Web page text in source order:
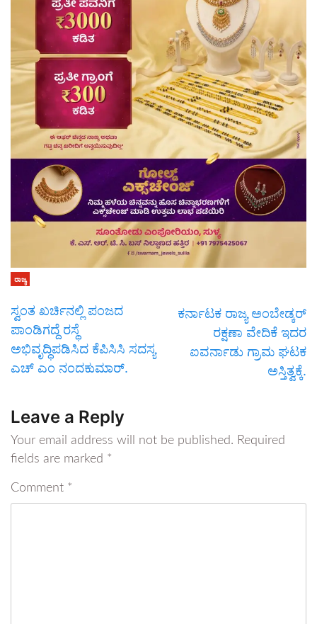
ರಾಜ್ಯ
ಸ್ವಂತ ಖರ್ಚಿನಲ್ಲಿ ಪಂಜದ
ಪಾಂಡಿಗದ್ದೆ ರಸ್ಥೆ
ಅಭಿವೃದ್ಧಿಪಡಿಸಿದ ಕೆಪಿಸಿಸಿ ಸದಸ್ಯ
ಎಚ್ ಎಂ ನಂದಕುಮಾರ್.
ಕರ್ನಾಟಕ ರಾಜ್ಯ ಅಂಬೇಡ್ಕರ್
ರಕ್ಷಣಾ ವೇದಿಕೆ ಇದರ
ಐವರ್ನಾಡು ಗ್ರಾಮ ಘಟಕ
ಅಸ್ತಿತ್ವಕ್ಕೆ.
Leave a Reply
Your email address will not be published. Required
fields are marked *
Comment *